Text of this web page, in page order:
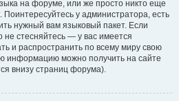
на форуме, или же просто никто еще
у администратора, есть
нужный вам языковый пакет. Если
не стесняйтесь — у вас имеется
и распространить по всему миру свою
информацию можно получить на сайте
внизу страниц форума).